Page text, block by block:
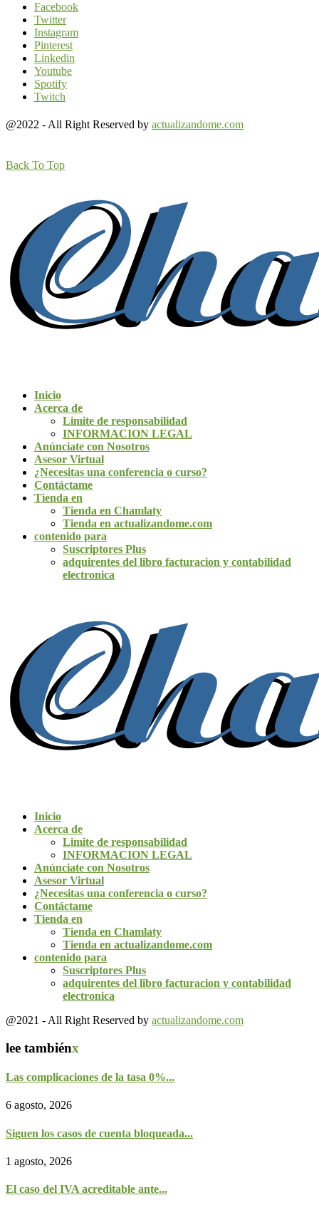
Facebook
Twitter
Instagram
Pinterest
Linkedin
Youtube
Spotify
Twitch
@2022 - All Right Reserved by actualizandome.com
Back To Top
Inicio
Acerca de
Limite de responsabilidad
INFORMACION LEGAL
Anúnciate con Nosotros
Asesor Virtual
¿Necesitas una conferencia o curso?
Contáctame
Tienda en
Tienda en Chamlaty
Tienda en actualizandome.com
contenido para
Suscriptores Plus
adquirentes del libro facturacion y contabilidad
electronica
Inicio
Acerca de
Limite de responsabilidad
INFORMACION LEGAL
Anúnciate con Nosotros
Asesor Virtual
¿Necesitas una conferencia o curso?
Contáctame
Tienda en
Tienda en Chamlaty
Tienda en actualizandome.com
contenido para
Suscriptores Plus
adquirentes del libro facturacion y contabilidad
electronica
@2021 - All Right Reserved by actualizandome.com
lee tambiénx
Las complicaciones de la tasa 0%...
6 agosto, 2026
Siguen los casos de cuenta bloqueada...
1 agosto, 2026
El caso del IVA acreditable ante...